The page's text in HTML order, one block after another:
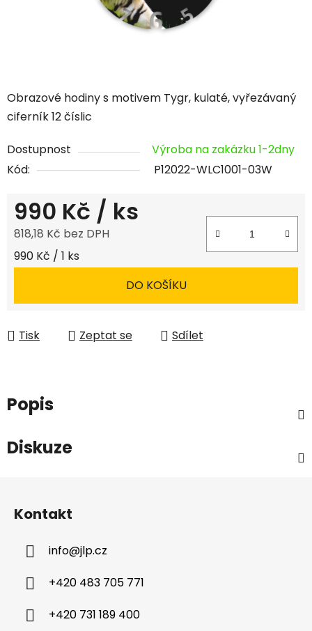
Obrazové hodiny s motivem Tygr, kulaté, vyřezávaný
ciferník 12 číslic
Dostupnost
Výroba na zakázku 1-2dny
Kód:
P12022-WLC1001-03W
990 Kč / ks
818,18 Kč bez DPH
Měrná cena:
990 Kč / 1 ks
DO KOŠÍKU
Tisk Zeptat se Sdílet
Popis
Diskuze
Kontakt
info@jlp.cz
+420 483 705 771
+420 731 189 400